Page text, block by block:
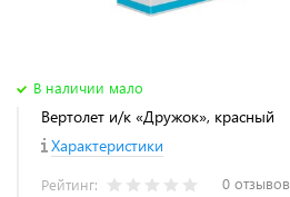
В наличии мало
Вертолет и/к «Дружок», красный
Характеристики
Рейтинг: 0 отзывов